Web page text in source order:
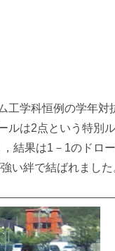
学科恒例の学年対
ルは2点という特別
結果は1－1のドロ
い絆で結ばれました